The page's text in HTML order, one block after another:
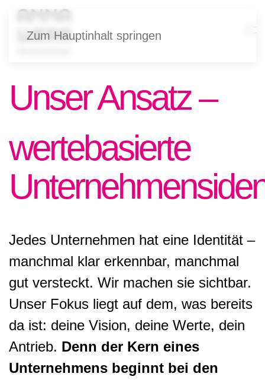
Zum Hauptinhalt springen
Unser Ansatz –
wertebasierte
Jedes Unternehmen hat eine Identität –
manchmal klar erkennbar, manchmal
gut versteckt. Wir machen sie sichtbar.
Unser Fokus liegt auf dem, was bereits
da ist: deine Vision, deine Werte, dein
Antrieb. Denn der Kern eines
Unternehmens beginnt bei den